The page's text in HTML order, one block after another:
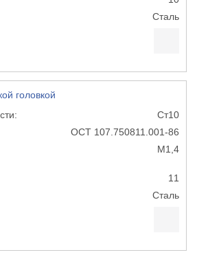
Сталь
головкой
Ст10
ОСТ 107.750811.001-86
М1,4
11
Сталь